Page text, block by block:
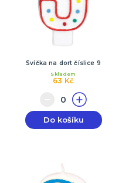
Svíčka na dort číslice 9
63 Kč
Skladem
Do košíku